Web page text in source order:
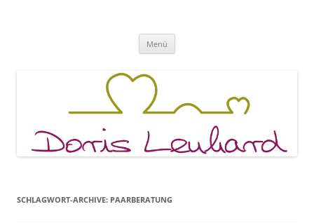
Menü
SCHLAGWORT-ARCHIVE: PAARBERATUNG